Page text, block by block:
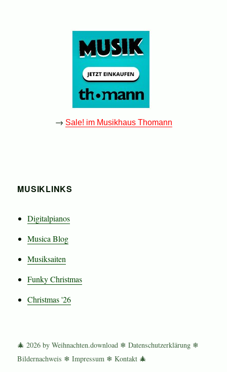
→ Sale! im Musikhaus Thomann
MUSIKLINKS
Digitalpianos
Musica Blog
Musiksaiten
Funky Christmas
Christmas '26
🎄 2026 by Weihnachten.download ❄Datenschutzerklärung ❄
Bildernachweis ❄Impressum ❄Kontakt 🎄